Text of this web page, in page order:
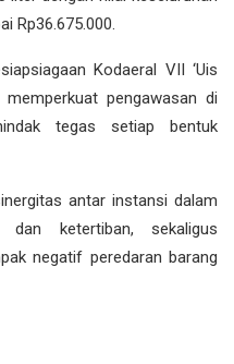
Rp36.675.000.
Kodaeral VII ‘Uis
pengawasan di
tegas setiap bentuk
antar instansi dalam
dan ketertiban, sekaligus
negatif peredaran barang